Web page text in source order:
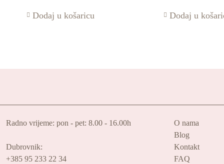
Dodaj u košaricu Dodaj u
Radno vrijeme: pon - pet: 8.00 - 16.00h
Dubrovnik:
+385 95 233 22 34
O nama
Blog
Kontakt
FAQ